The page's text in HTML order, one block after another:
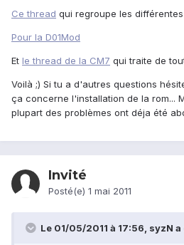
Ce thread qui regroupe les différentes
Pour la D01Mod
Et le thread de la CM7 qui traite de
Voilà ;) Si tu a d'autres questions
ça concerne l'installation de la rom...
plupart des problèmes ont déja été
Invité
Posté(e) 1 mai 2011
Le 01/05/2011 à 17:56, syzN a